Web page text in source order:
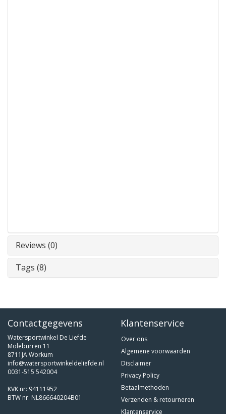
Reviews (0)
Tags (8)
Contactgegevens
Watersportwinkel De Liefde
Moleburren 11
8711JA Workum
info@watersportwinkeldeliefde.nl
0031-515 542004
KVK nr: 94111952
BTW nr: NL866640204B01
Klantenservice
Over ons
Algemene voorwaarden
Disclaimer
Privacy Policy
Betaalmethoden
Verzenden & retourneren
Klantenservice